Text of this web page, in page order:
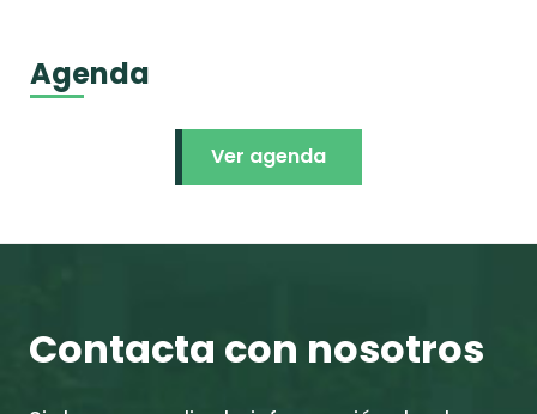
Agenda
Ver agenda
Contacta con nosotros